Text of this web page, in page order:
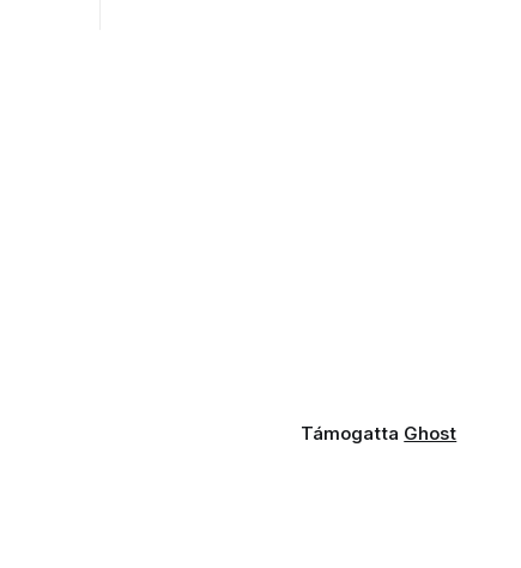
Támogatta Ghost